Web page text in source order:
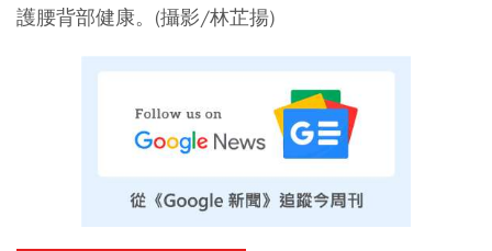
護腰背部健康。(攝影/林芷揚)